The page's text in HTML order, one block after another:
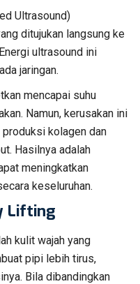
Ultrasound)
ditujukan langsung ke
ultrasound ini
jaringan.
mencapai suhu
Namun, kerusakan ini
kolagen dan
Hasilnya adalah
meningkatkan
keseluruhan.
Lifting
kulit wajah yang
pipi lebih tirus,
Bila dibandingkan